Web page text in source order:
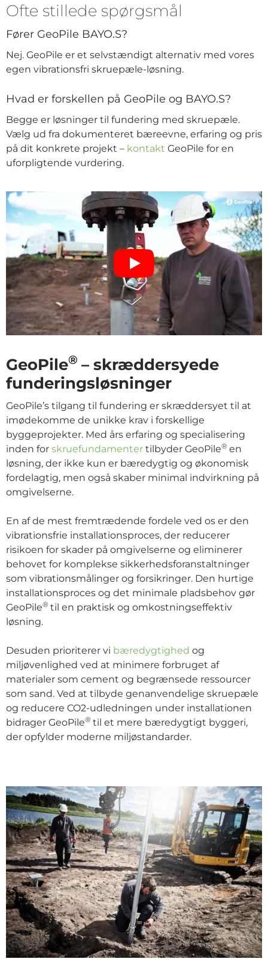
Ofte stillede spørgsmål
Fører GeoPile BAYO.S?
Nej. GeoPile er et selvstændigt alternativ med vores
egen vibrationsfri skruepæle-løsning.
Hvad er forskellen på GeoPile og BAYO.S?
Begge er løsninger til fundering med skruepæle.
Vælg ud fra dokumenteret bæreevne, erfaring og pris
på dit konkrete projekt – kontakt GeoPile for en
uforpligtende vurdering.
GeoPile® – skræddersyede
funderingsløsninger
GeoPile’s tilgang til fundering er skræddersyet til at
imødekomme de unikke krav i forskellige
byggeprojekter. Med års erfaring og specialisering
inden for skruefundamenter tilbyder GeoPile® en
løsning, der ikke kun er bæredygtig og økonomisk
fordelagtig, men også skaber minimal indvirkning på
omgivelserne.
En af de mest fremtrædende fordele ved os er den
vibrationsfrie installationsproces, der reducerer
risikoen for skader på omgivelserne og eliminerer
behovet for komplekse sikkerhedsforanstaltninger
som vibrationsmålinger og forsikringer. Den hurtige
installationsproces og det minimale pladsbehov gør
GeoPile® til en praktisk og omkostningseffektiv
løsning.
Desuden prioriterer vi bæredygtighed og
miljøvenlighed ved at minimere forbruget af
materialer som cement og begrænsede ressourcer
som sand. Ved at tilbyde genanvendelige skruepæle
og reducere CO2-udledningen under installationen
bidrager GeoPile® til et mere bæredygtigt byggeri,
der opfylder moderne miljøstandarder.